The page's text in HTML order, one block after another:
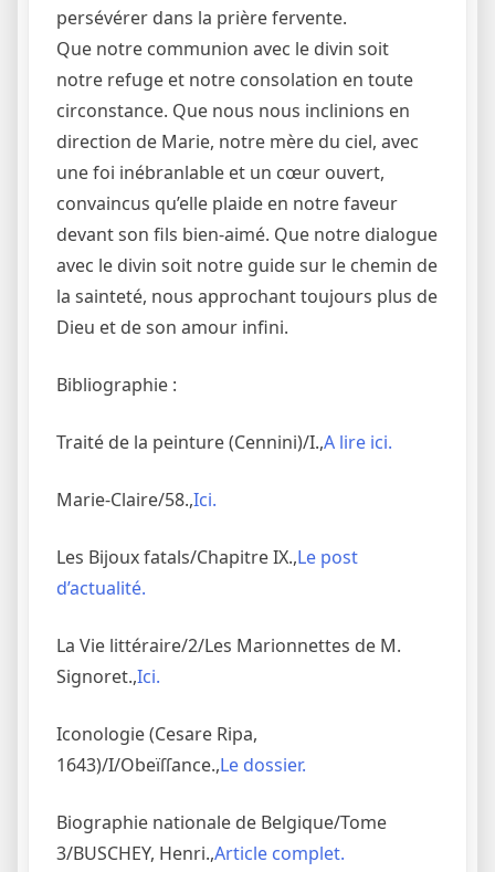
persévérer dans la prière fervente.
Que notre communion avec le divin soit
notre refuge et notre consolation en toute
circonstance. Que nous nous inclinions en
direction de Marie, notre mère du ciel, avec
une foi inébranlable et un cœur ouvert,
convaincus qu’elle plaide en notre faveur
devant son fils bien-aimé. Que notre dialogue
avec le divin soit notre guide sur le chemin de
la sainteté, nous approchant toujours plus de
Dieu et de son amour infini.
Bibliographie :
Traité de la peinture (Cennini)/I.,A lire ici.
Marie-Claire/58.,Ici.
Les Bijoux fatals/Chapitre IX.,Le post
d’actualité.
La Vie littéraire/2/Les Marionnettes de M.
Signoret.,Ici.
Iconologie (Cesare Ripa,
1643)/I/Obeïſſance.,Le dossier.
Biographie nationale de Belgique/Tome
3/BUSCHEY, Henri.,Article complet.